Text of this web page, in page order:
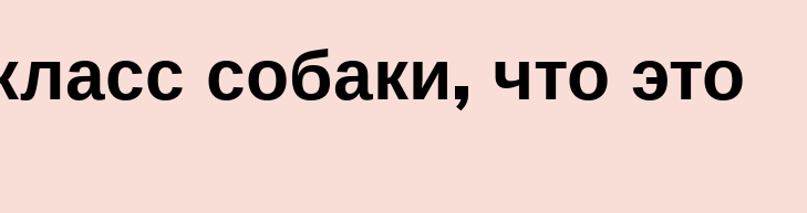
собаки, что это